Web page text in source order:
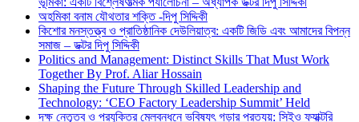
অহমিকা বনাম যৌথতার শক্তি -দিপু সিদ্দিকী
কিশোর মনস্তত্ত্ব ও প্রাতিষ্ঠানিক দেউলিয়াত্ব: একটি জিডি এবং আমাদের বিপন্ন
সমাজ – ডক্টর দিপু সিদ্দিকী
Politics and Management: Distinct Skills That Must Work
Together By Prof. Aliar Hossain
Shaping the Future Through Skilled Leadership and
Technology: ‘CEO Factory Leadership Summit’ Held
দক্ষ নেতৃত্ব ও প্রযুক্তির মেলবন্ধনে ভবিষ্যৎ গড়ার প্রত্যয়: সিইও ফ্যাক্টরি